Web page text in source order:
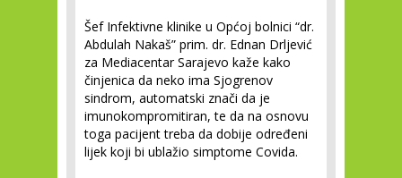
Šef Infektivne klinike u Općoj bolnici “dr.
Abdulah Nakaš” prim. dr. Ednan Drljević
za Mediacentar Sarajevo kaže kako
činjenica da neko ima Sjogrenov
sindrom, automatski znači da je
imunokompromitiran, te da na osnovu
toga pacijent treba da dobije određeni
lijek koji bi ublažio simptome Covida.